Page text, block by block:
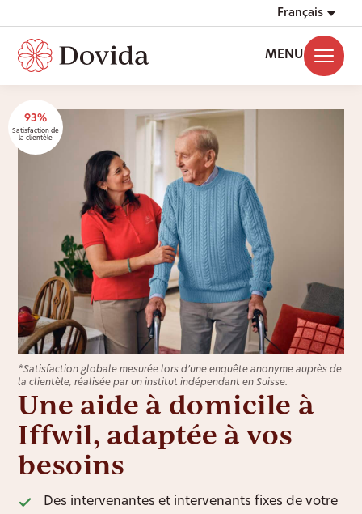
Français
MENU
93%
Satisfaction de
la clientèle
*Satisfaction globale mesurée lors d’une enquête anonyme auprès de
la clientèle, réalisée par un institut indépendant en Suisse.
Une aide à domicile à
Iffwil, adaptée à vos
besoins
Des intervenantes et intervenants fixes de votre